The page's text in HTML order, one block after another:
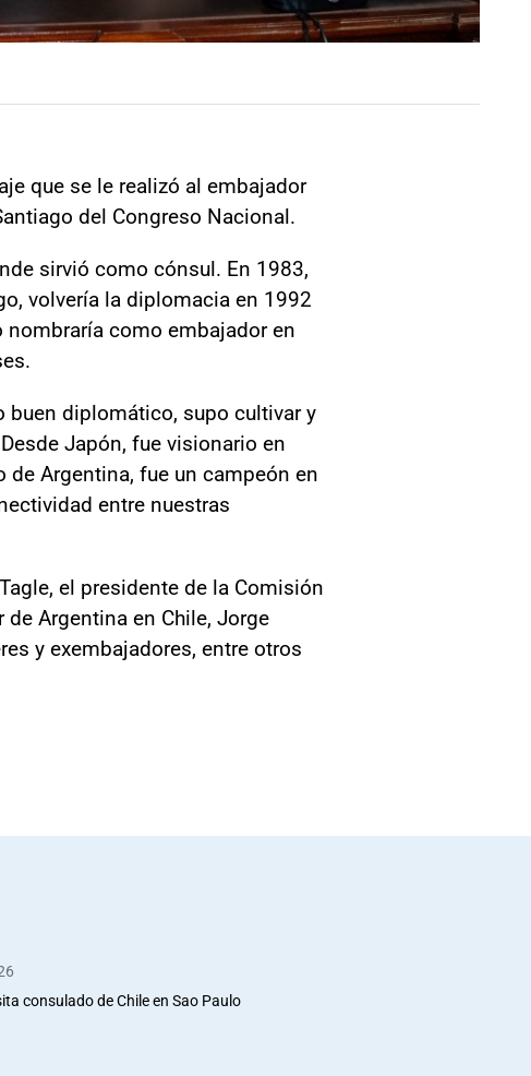
que se le realizó al embajador
del Congreso Nacional.
sirvió como cónsul. En 1983,
volvería la diplomacia en 1992
nombraría como embajador en
buen diplomático, supo cultivar y
Japón, fue visionario en
Argentina, fue un campeón en
entre nuestras
el presidente de la Comisión
Argentina en Chile, Jorge
y exembajadores, entre otros
consulado de Chile en Sao Paulo